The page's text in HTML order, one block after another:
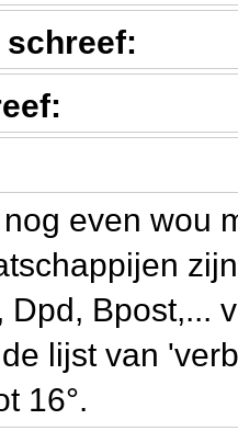
schreef:
even wou
Dpd, Bpost,...
lijst van
16°.